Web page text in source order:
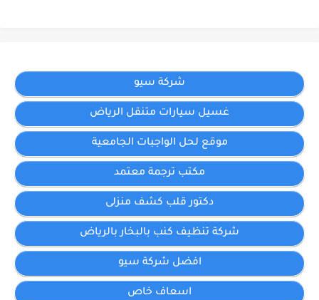
شركة سيو
غسيل سيارات متنقل الرياض
موقع لحل الواجبات الجامعية
مكتب ترجمة معتمد
دكتور قلب كشف منزلى
شركة تنظيف كنب بالبخار بالرياض
افضل شركة سيو
اسعاف خاص